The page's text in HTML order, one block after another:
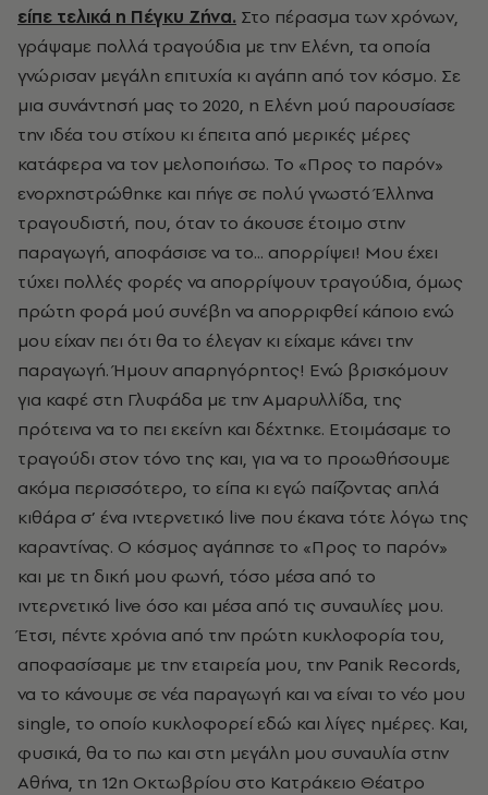
είπε τελικά η Πέγκυ Ζήνα. Στο πέρασμα των χρόνων,
γράψαμε πολλά τραγούδια με την Ελένη, τα οποία
γνώρισαν μεγάλη επιτυχία κι αγάπη από τον κόσμο. Σε
μια συνάντησή μας το 2020, η Ελένη μού παρουσίασε
την ιδέα του στίχου κι έπειτα από μερικές μέρες
κατάφερα να τον μελοποιήσω. Το «Προς το παρόν»
ενορχηστρώθηκε και πήγε σε πολύ γνωστό Έλληνα
τραγουδιστή, που, όταν το άκουσε έτοιμο στην
παραγωγή, αποφάσισε να το... απορρίψει! Μου έχει
τύχει πολλές φορές να απορρίψουν τραγούδια, όμως
πρώτη φορά μού συνέβη να απορριφθεί κάποιο ενώ
μου είχαν πει ότι θα το έλεγαν κι είχαμε κάνει την
παραγωγή. Ήμουν απαρηγόρητος! Ενώ βρισκόμουν
για καφέ στη Γλυφάδα με την Αμαρυλλίδα, της
πρότεινα να το πει εκείνη και δέχτηκε. Ετοιμάσαμε το
τραγούδι στον τόνο της και, για να το προωθήσουμε
ακόμα περισσότερο, το είπα κι εγώ παίζοντας απλά
κιθάρα σ’ ένα ιντερνετικό live που έκανα τότε λόγω της
καραντίνας. Ο κόσμος αγάπησε το «Προς το παρόν»
και με τη δική μου φωνή, τόσο μέσα από το
ιντερνετικό live όσο και μέσα από τις συναυλίες μου.
Έτσι, πέντε χρόνια από την πρώτη κυκλοφορία του,
αποφασίσαμε με την εταιρεία μου, την Panik Records,
να το κάνουμε σε νέα παραγωγή και να είναι το νέο μου
single, το οποίο κυκλοφορεί εδώ και λίγες ημέρες. Και,
φυσικά, θα το πω και στη μεγάλη μου συναυλία στην
Αθήνα, τη 12η Οκτωβρίου στο Κατράκειο Θέατρο